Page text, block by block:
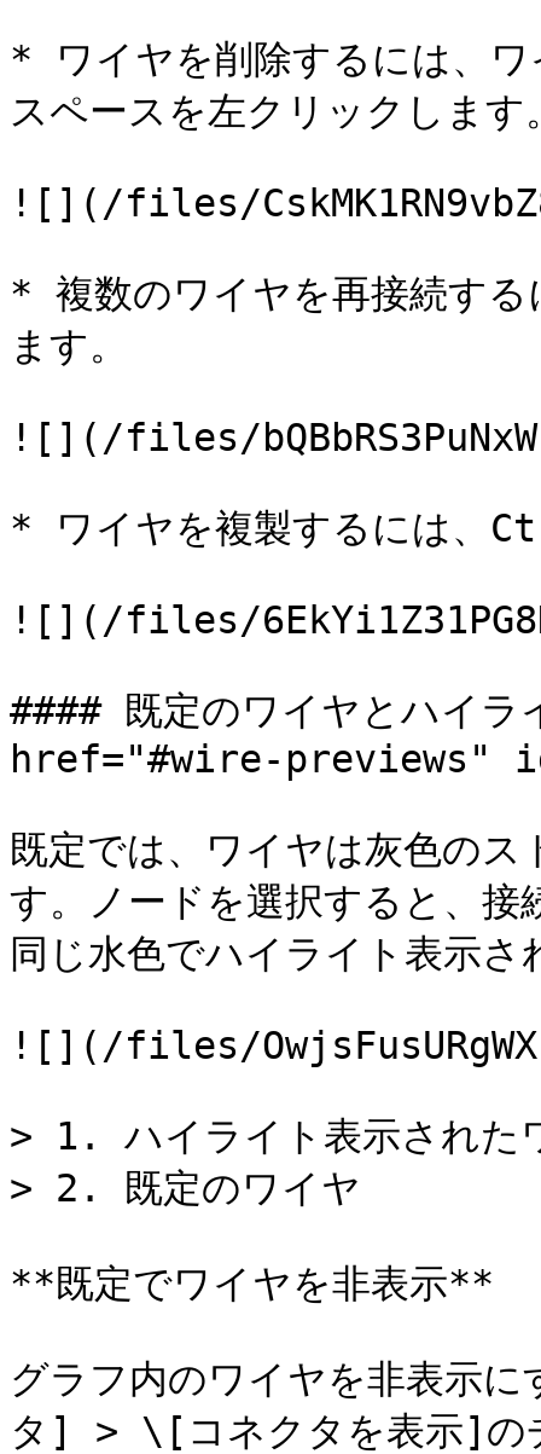
* ワイヤを削除するには、ワ
スペースを左クリックします
![](/files/
* 複数のワイヤを再接続す
ます。
![](/files/
* ワイヤを複製するには、
![](/files/
#### 既定のワイヤとハイラ
href="#wire-previews"
既定では、ワイヤは灰色の
す。ノードを選択すると、
同じ水色でハイライト表示さ
![](/files/
> 1. ハイライト表示された
> 2. 既定のワイヤ
**既定でワイヤを非表示**
グラフ内のワイヤを非表
タ] > \[コネクタを表示]の